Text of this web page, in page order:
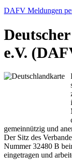
DAFV Meldungen
e.V.
gemeinnützig und
Der Sitz des
Nummer 32480 B
eingetragen und